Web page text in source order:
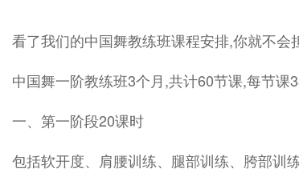
看了我们的中国舞教练班课程安排,你就不会
中国舞一阶教练班3个月,共计60节课,每节课
一、第一阶段20课时
包括软开度、肩腰训练、腿部训练、胯部训